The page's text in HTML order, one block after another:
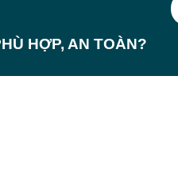
HỢP, AN TOÀN?